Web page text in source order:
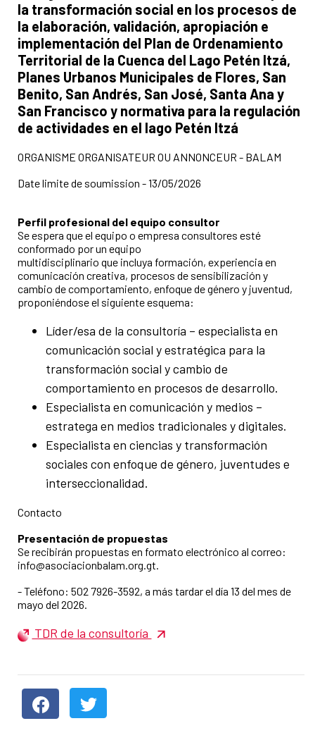
la transformación social en los procesos de
la elaboración, validación, apropiación e
implementación del Plan de Ordenamiento
Territorial de la Cuenca del Lago Petén Itzá,
Planes Urbanos Municipales de Flores, San
Benito, San Andrés, San José, Santa Ana y
San Francisco y normativa para la regulación
de actividades en el lago Petén Itzá
ORGANISME ORGANISATEUR OU ANNONCEUR - BALAM
Date limite de soumission - 13/05/2026
Perfil profesional del equipo consultor
Se espera que el equipo o empresa consultores esté
conformado por un equipo
multidisciplinario que incluya formación, experiencia en
comunicación creativa, procesos de sensibilización y
cambio de comportamiento, enfoque de género y juventud,
proponiéndose el siguiente esquema:
Líder/esa de la consultoría – especialista en
comunicación social y estratégica para la
transformación social y cambio de
comportamiento en procesos de desarrollo.
Especialista en comunicación y medios –
estratega en medios tradicionales y digitales.
Especialista en ciencias y transformación
sociales con enfoque de género, juventudes e
interseccionalidad.
Contacto
Presentación de propuestas
Se recibirán propuestas en formato electrónico al correo:
info@asociacionbalam.org.gt.
- Teléfono: 502 7926-3592, a más tardar el día 13 del mes de
mayo del 2026.
TDR de la consultoría